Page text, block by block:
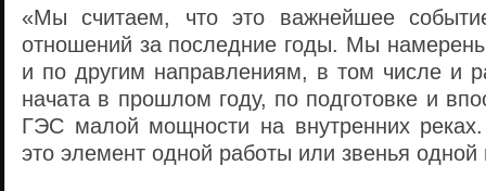
«Мы считаем, что это важнейшее
отношений за последние годы. Мы
и по другим направлениям, в том числе и
начата в прошлом году, по подготовке и
ГЭС малой мощности на внутренних
это элемент одной работы или звенья одной